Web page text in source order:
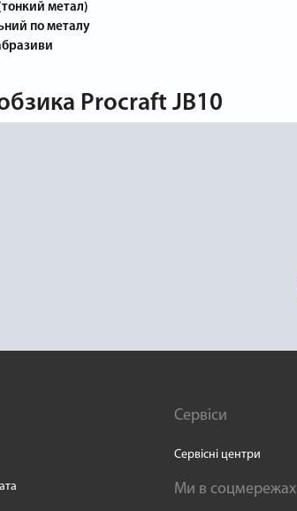
метал)
по металу
Procraft JB10
Сервіси
Сервісні центри
Ми в соцмережах